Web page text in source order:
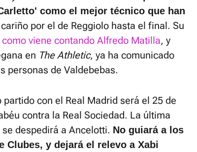
como el mejor técnico que han
por el de Reggiolo hasta el final. Su
como viene contando Alfredo Matilla, y
en The Athletic, ya ha comunicado
personas de Valdebebas.
con el Real Madrid será el 25 de
contra la Real Sociedad. La última
despedirá a Ancelotti. No guiará a los
Clubes, y dejará el relevo a Xabi